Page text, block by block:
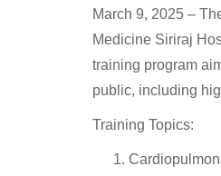
March 9, 2025 –
Medicine Siriraj
training program
public, including
Training Topics: